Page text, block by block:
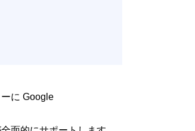
に Google